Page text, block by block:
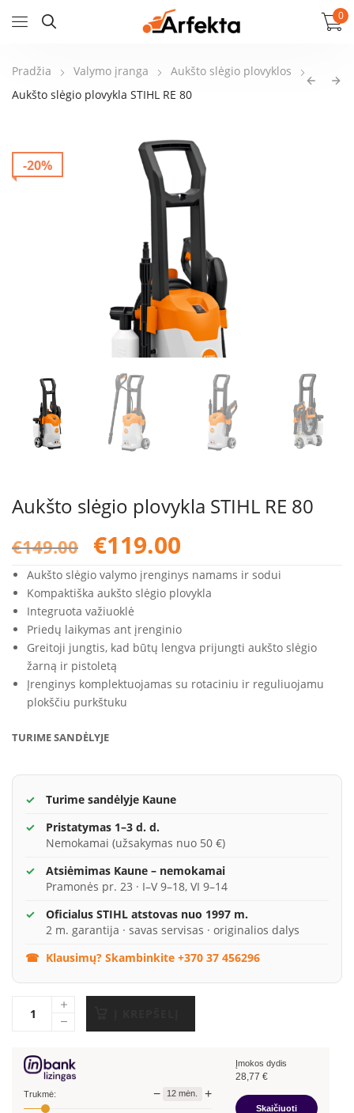
0
Pradžia Valymo įranga
Aukšto slėgio plovyklos
Aukšto slėgio plovykla STIHL RE 80
-20%
Aukšto slėgio plovykla STIHL RE 80
€149.00
price
was:
€149.00.
€119.00
is:
€119.00.
Aukšto slėgio valymo įrenginys namams ir sodui
Kompaktiška aukšto slėgio plovykla
Integruota važiuoklė
Priedų laikymas ant įrenginio
Greitoji jungtis, kad būtų lengva prijungti aukšto slėgio
žarną ir pistoletą
Įrenginys komplektuojamas su rotaciniu ir reguliuojamu
plokščiu purkštuku
TURIME SANDĖLYJE
Turime sandėlyje Kaune
Pristatymas 1–3 d. d.
Nemokamai (užsakymas nuo 50 €)
Atsiėmimas Kaune – nemokamai
Pramonės pr. 23 · I–V 9–18, VI 9–14
Oficialus STIHL atstovas nuo 1997 m.
2 m. garantija · savas servisas · originalios dalys
Klausimų? Skambinkite +370 37 456296
Trukmė: − 12 mėn. +
Įmokos dydis
28,77 €
Skaičiuoti